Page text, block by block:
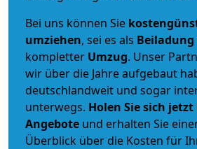
Bei uns können Sie
umziehen, sei es als Beiladung
kompletter Umzug. Unser
wir über die Jahre aufgebaut
deutschlandweit und sogar
unterwegs. Holen Sie sich
Angebote und erhalten Sie
Überblick über die Kosten für